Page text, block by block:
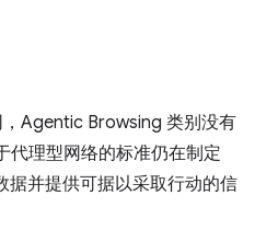
Agentic Browsing 类别没有
代理型网络的标准仍在制定
据并提供可据以采取行动的信